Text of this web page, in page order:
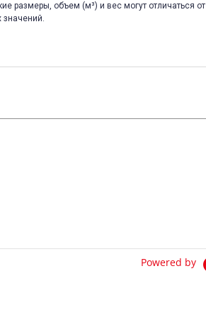
размеры, объем (м³) и вес могут отличаться от
значений.
Powered by